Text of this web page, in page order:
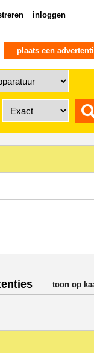
inloggen
plaats een
verfijn
toon op